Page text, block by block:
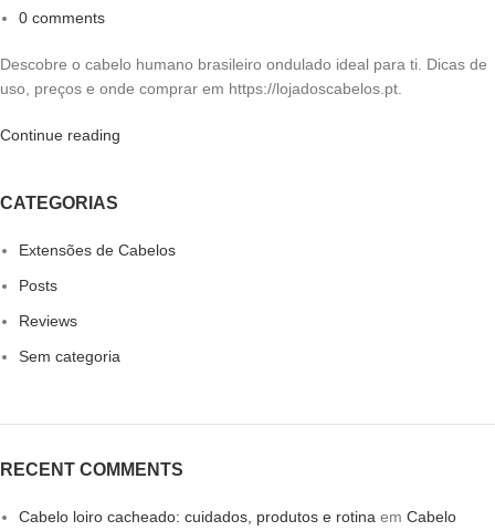
0 comments
Descobre o cabelo humano brasileiro ondulado ideal para ti. Dicas de
uso, preços e onde comprar em https://lojadoscabelos.pt.
Continue reading
CATEGORIAS
Extensões de Cabelos
Posts
Reviews
Sem categoria
RECENT COMMENTS
Cabelo loiro cacheado: cuidados, produtos e rotina em Cabelo